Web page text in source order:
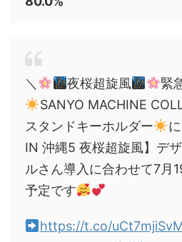
＼ 夜桜超旋風 緊
SANYO MACHINE
スタンドキーホルダー
IN 沖縄5 夜桜超旋風】デ
ルさん導入に合わせて7月
予定です
https://t.co/